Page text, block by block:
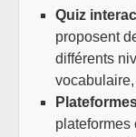
Quiz
proposent
différents
plateformes